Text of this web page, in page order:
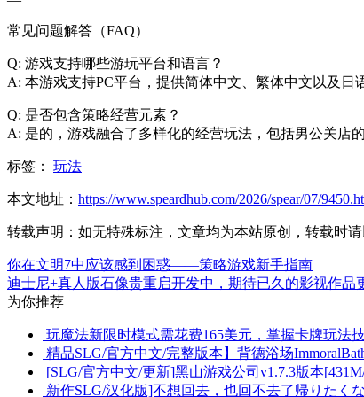
常见问题解答（FAQ）
Q: 游戏支持哪些游玩平台和语言？
A: 本游戏支持PC平台，提供简体中文、繁体中文以及日
Q: 是否包含策略经营元素？
A: 是的，游戏融合了多样化的经营玩法，包括男公关店
标签： 玩法
本文地址： https://www.speardhub.com/2026/spear/07/
转载声明： 如无特殊标注，文章均为本站原创，转载时请
你在文明7中应该感到困惑——策略游戏新手指南
迪士尼+真人版石像贵重启开发中，期待已久的影视作品
为你推荐
玩魔法新限时模式需花费165美元，掌握卡牌玩法
精品SLG/官方中文/完整版本】背德浴场
[SLG/官方中文/更新]黑山游戏公司v1.7.3版本
新作SLG/汉化版]不想回去，也回不去了帰りたく